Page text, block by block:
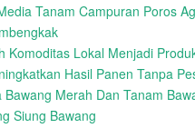
Tanam Campuran Poros
Komoditas Lokal Menjadi
Hasil Panen Tanpa
Bawang Merah Dan Tanam
Siung Bawang